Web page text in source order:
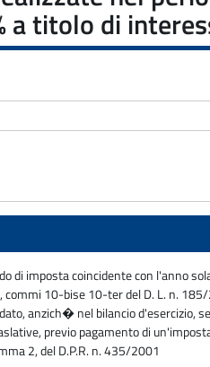
a titolo di
imposta coincidente con l'anno
10-bise 10-ter del D. L. n.
anzich� nel bilancio d'esercizio,
previo pagamento di
2, del D.P.R. n. 435/2001